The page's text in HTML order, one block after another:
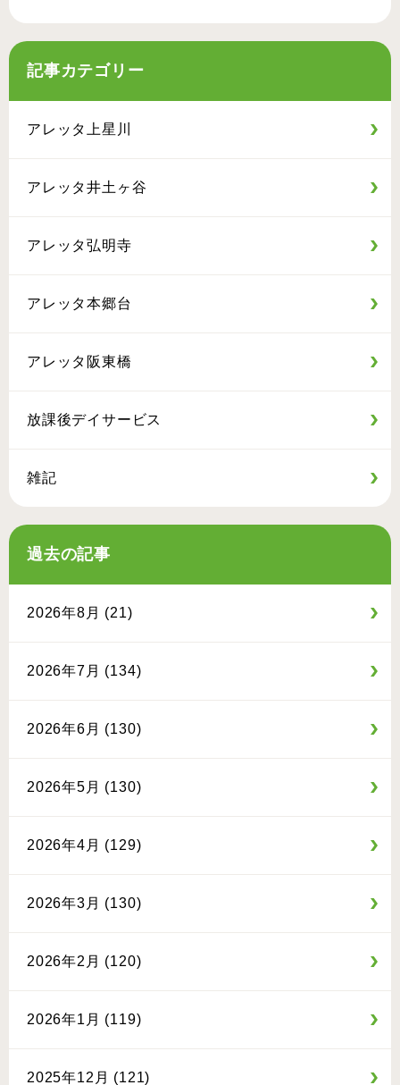
記事カテゴリー
アレッタ上星川
アレッタ井土ヶ谷
アレッタ弘明寺
アレッタ本郷台
アレッタ阪東橋
放課後デイサービス
雑記
過去の記事
2026年8月 (21)
2026年7月 (134)
2026年6月 (130)
2026年5月 (130)
2026年4月 (129)
2026年3月 (130)
2026年2月 (120)
2026年1月 (119)
2025年12月 (121)